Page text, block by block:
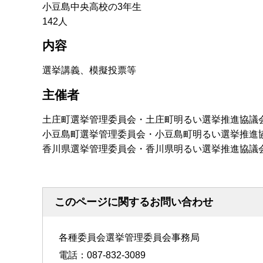
小豆島中央高校の3年生
142人
内容
選挙講義、模擬投票等
主催者
土庄町選挙管理委員会・土庄町明るい選挙推進協議
小豆島町選挙管理委員会・小豆島町明るい選挙推進
香川県選挙管理委員会・香川県明るい選挙推進協議
このページに関するお問い合わせ
各種委員会選挙管理委員会事務局
電話：087-832-3089